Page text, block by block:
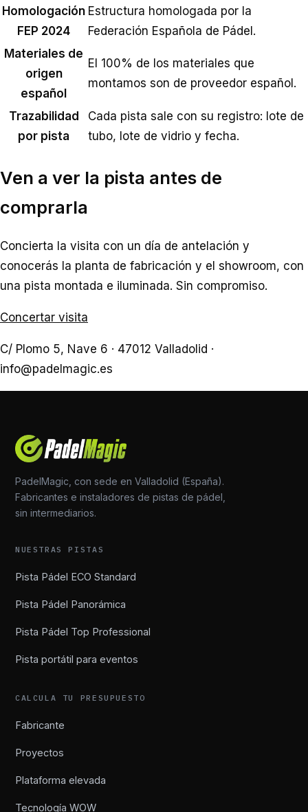
Homologación
FEP 2024
Estructura homologada por la
Federación Española de Pádel.
Materiales de
origen
español
El 100% de los materiales que
montamos son de proveedor español.
Trazabilidad
por pista
Cada pista sale con su registro: lote de
tubo, lote de vidrio y fecha.
Ven a ver la pista antes de
comprarla
Concierta la visita con un día de antelación y
conocerás la planta de fabricación y el showroom, con
una pista montada e iluminada. Sin compromiso.
Concertar visita
C/ Plomo 5, Nave 6 · 47012 Valladolid ·
info@padelmagic.es
PadelMagic, con sede en Valladolid (España).
Fabricantes e instaladores de pistas de pádel,
sin intermediarios.
NUESTRAS PISTAS
Pista Pádel ECO Standard
Pista Pádel Panorámica
Pista Pádel Top Professional
Pista portátil para eventos
CALCULA TU PRESUPUESTO
Fabricante
Proyectos
Plataforma elevada
Tecnología WOW